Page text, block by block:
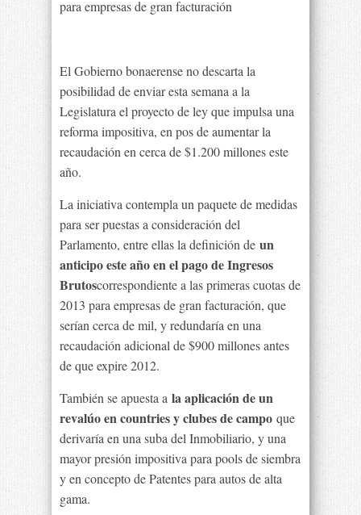
para empresas de gran facturación
El Gobierno bonaerense no descarta la
posibilidad de enviar esta semana a la
Legislatura el proyecto de ley que impulsa una
reforma impositiva, en pos de aumentar la
recaudación en cerca de $1.200 millones este
año.
La iniciativa contempla un paquete de medidas
para ser puestas a consideración del
Parlamento, entre ellas la definición de un
anticipo este año en el pago de Ingresos
Brutoscorrespondiente a las primeras cuotas de
2013 para empresas de gran facturación, que
serían cerca de mil, y redundaría en una
recaudación adicional de $900 millones antes
de que expire 2012.
También se apuesta a la aplicación de un
revalúo en countries y clubes de campo que
derivaría en una suba del Inmobiliario, y una
mayor presión impositiva para pools de siembra
y en concepto de Patentes para autos de alta
gama.